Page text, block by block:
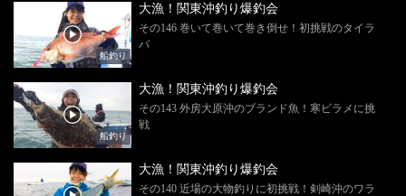
船釣り
大漁！関東沖釣り爆釣会
その146 巻いて巻いて巻き倒せ！初挑戦のタイラ
バ
船釣り
大漁！関東沖釣り爆釣会
その143 外房大原沖のブランド魚！寒ビラメに挑
戦
大漁！関東沖釣り爆釣会
その140 近場の大物釣りに初挑戦！剣崎沖のワラ